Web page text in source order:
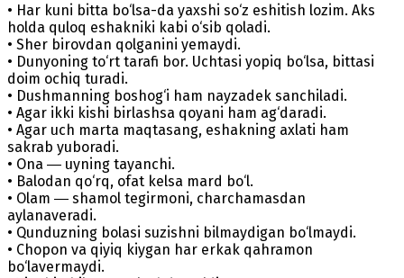
• Har kuni bitta bo‘lsa-da yaxshi so‘z eshitish lozim. Aks
holda quloq eshakniki kabi o‘sib qoladi.
• Sher birovdan qolganini yemaydi.
• Dunyoning to‘rt tarafi bor. Uchtasi yopiq bo‘lsa, bittasi
doim ochiq turadi.
• Dushmanning boshog‘i ham nayzadek sanchiladi.
• Agar ikki kishi birlashsa qoyani ham ag‘daradi.
• Agar uch marta maqtasang, eshakning axlati ham
sakrab yuboradi.
• Ona ― uyning tayanchi.
• Balodan qo‘rq, ofat kelsa mard bo‘l.
• Olam ― shamol tegirmoni, charchamasdan
aylanaveradi.
• Qunduzning bolasi suzishni bilmaydigan bo‘lmaydi.
• Chopon va qiyiq kiygan har erkak qahramon
bo‘lavermaydi.